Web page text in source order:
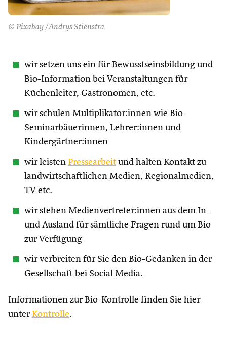
© Pixabay /Andrys Stienstra
wir setzen uns ein für Bewusstseinsbildung und
Bio-Information bei Veranstaltungen für
Küchenleiter, Gastronomen, etc.
wir schulen Multiplikator:innen wie Bio-
Seminarbäuerinnen, Lehrer:innen und
Kindergärtner:innen
wir leisten Pressearbeit und halten Kontakt zu
landwirtschaftlichen Medien, Regionalmedien,
TV etc.
wir stehen Medienvertreter:innen aus dem In-
und Ausland für sämtliche Fragen rund um Bio
zur Verfügung
wir verbreiten für Sie den Bio-Gedanken in der
Gesellschaft bei Social Media.
Informationen zur Bio-Kontrolle finden Sie hier
unterKontrolle.